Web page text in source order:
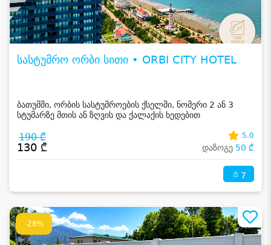
სასტუმრო ორბი სითი • ORBI CITY HOTEL
ბათუმში, ორბის სასტუმროების ქსელში, ნომერი 2 ან 3
სტუმარზე მთის ან ზღვის და ქალაქის ხედებით
190 ₾
130 ₾
5.0
დაზოგე 50 ₾
7
-28%